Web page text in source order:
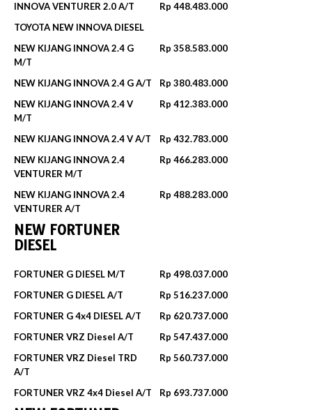
INNOVA VENTURER 2.0 A/T
Rp 448.483.000
TOYOTA NEW INNOVA DIESEL
NEW KIJANG INNOVA 2.4 G
M/T
Rp 358.583.000
NEW KIJANG INNOVA 2.4 G A/T
Rp 380.483.000
NEW KIJANG INNOVA 2.4 V
M/T
Rp 412.383.000
NEW KIJANG INNOVA 2.4 V A/T
Rp 432.783.000
NEW KIJANG INNOVA 2.4
VENTURER M/T
Rp 466.283.000
NEW KIJANG INNOVA 2.4
VENTURER A/T
Rp 488.283.000
NEW FORTUNER
DIESEL
FORTUNER G DIESEL M/T
Rp 498.037.000
FORTUNER G DIESEL A/T
Rp 516.237.000
FORTUNER G 4x4 DIESEL A/T
Rp 620.737.000
FORTUNER VRZ Diesel A/T
Rp 547.437.000
FORTUNER VRZ Diesel TRD
A/T
Rp 560.737.000
FORTUNER VRZ 4x4 Diesel A/T Rp 693.737.000